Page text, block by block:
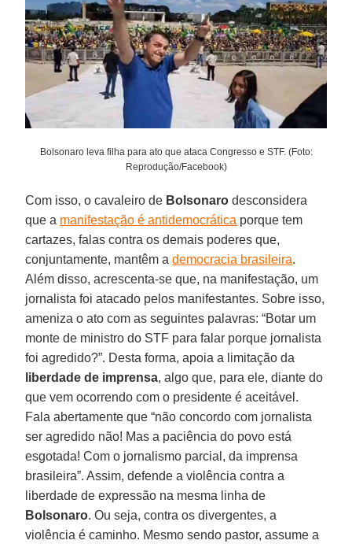
Bolsonaro leva filha para ato que ataca Congresso e STF. (Foto:
Reprodução/Facebook)
Com isso, o cavaleiro de Bolsonaro desconsidera
que a manifestação é antidemocrática porque tem
cartazes, falas contra os demais poderes que,
conjuntamente, mantêm ademocracia brasileira.
Além disso, acrescenta-se que, na manifestação, um
jornalista foi atacado pelos manifestantes. Sobre isso,
ameniza o ato com as seguintes palavras: “Botar um
monte de ministro do STF para falar porque jornalista
foi agredido?”. Desta forma, apoia a limitação da
liberdade de imprensa, algo que, para ele, diante do
que vem ocorrendo com o presidente é aceitável.
Fala abertamente que “não concordo com jornalista
ser agredido não! Mas a paciência do povo está
esgotada! Com o jornalismo parcial, da imprensa
brasileira”. Assim, defende a violência contra a
liberdade de expressão na mesma linha de
Bolsonaro. Ou seja, contra os divergentes, a
violência é caminho. Mesmo sendo pastor, assume a